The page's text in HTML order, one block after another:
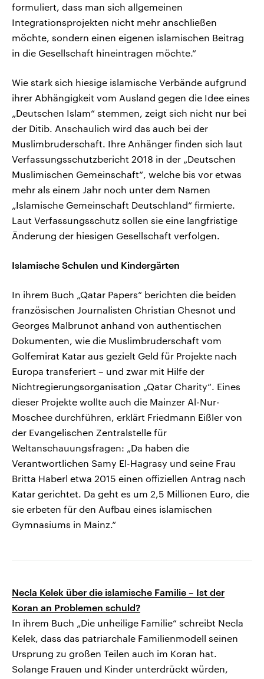
formuliert, dass man sich allgemeinen
Integrationsprojekten nicht mehr anschließen
möchte, sondern einen eigenen islamischen Beitrag
in die Gesellschaft hineintragen möchte.“
Wie stark sich hiesige islamische Verbände aufgrund
ihrer Abhängigkeit vom Ausland gegen die Idee eines
„Deutschen Islam“ stemmen, zeigt sich nicht nur bei
der Ditib. Anschaulich wird das auch bei der
Muslimbruderschaft. Ihre Anhänger finden sich laut
Verfassungsschutzbericht 2018 in der „Deutschen
Muslimischen Gemeinschaft“, welche bis vor etwas
mehr als einem Jahr noch unter dem Namen
„Islamische Gemeinschaft Deutschland“ firmierte.
Laut Verfassungsschutz sollen sie eine langfristige
Änderung der hiesigen Gesellschaft verfolgen.
Islamische Schulen und Kindergärten
In ihrem Buch „Qatar Papers“ berichten die beiden
französischen Journalisten Christian Chesnot und
Georges Malbrunot anhand von authentischen
Dokumenten, wie die Muslimbruderschaft vom
Golfemirat Katar aus gezielt Geld für Projekte nach
Europa transferiert – und zwar mit Hilfe der
Nichtregierungsorganisation „Qatar Charity“. Eines
dieser Projekte wollte auch die Mainzer Al-Nur-
Moschee durchführen, erklärt Friedmann Eißler von
der Evangelischen Zentralstelle für
Weltanschauungsfragen: „Da haben die
Verantwortlichen Samy El-Hagrasy und seine Frau
Britta Haberl etwa 2015 einen offiziellen Antrag nach
Katar gerichtet. Da geht es um 2,5 Millionen Euro, die
sie erbeten für den Aufbau eines islamischen
Gymnasiums in Mainz.“
Necla Kelek über die islamische Familie – Ist der
Koran an Problemen schuld?
In ihrem Buch „Die unheilige Familie“ schreibt Necla
Kelek, dass das patriarchale Familienmodell seinen
Ursprung zu großen Teilen auch im Koran hat.
Solange Frauen und Kinder unterdrückt würden,